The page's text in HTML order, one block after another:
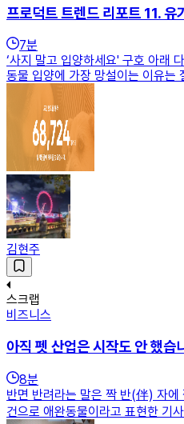
프로덕트 트렌드 리포트 11. 유
7분
‘사지 말고 입양하세요' 구호 아래
동물 입양에 가장 망설이는 이유는
김현주
스크랩
비즈니스
아직 펫 산업은 시작도 안 했
8분
반면 반려라는 말은 짝 반(伴) 자
건으로 애완동물이라고 표현한 기